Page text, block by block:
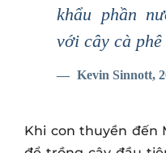
khẩu phần
với cây cà phê
Kevin Sinnott,
Khi con thuyền đến